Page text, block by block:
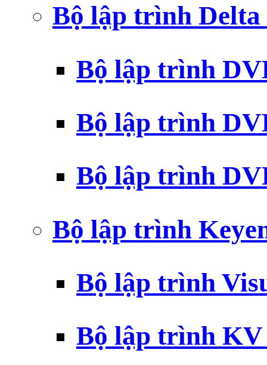
Bộ lập trình
Bộ lập trình
Bộ lập trình
Bộ lập trình
Bộ lập trình
Bộ lập trình
Bộ lập trình